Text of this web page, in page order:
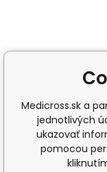
Medicross.sk a
jednotlivých
ukazovať
pomocou